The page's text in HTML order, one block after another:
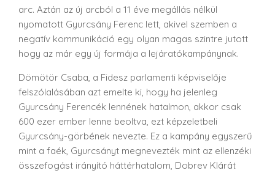
arc. Aztán az új arcból a 11 éve megállás nélkül
nyomatott Gyurcsány Ferenc lett, akivel szemben a
negatív kommunikáció egy olyan magas szintre jutott
hogy az már egy új formája a lejáratókampánynak.
Dömötör Csaba, a Fidesz parlamenti képviselője
felszólalásában azt emelte ki, hogy ha jelenleg
Gyurcsány Ferencék lennének hatalmon, akkor csak
600 ezer ember lenne beoltva, ezt képzeletbeli
Gyurcsány-görbének nevezte. Ez a kampány egyszerű
mint a faék, Gyurcsányt megnevezték mint az ellenzéki
összefogást irányító háttérhatalom, Dobrev Klárát